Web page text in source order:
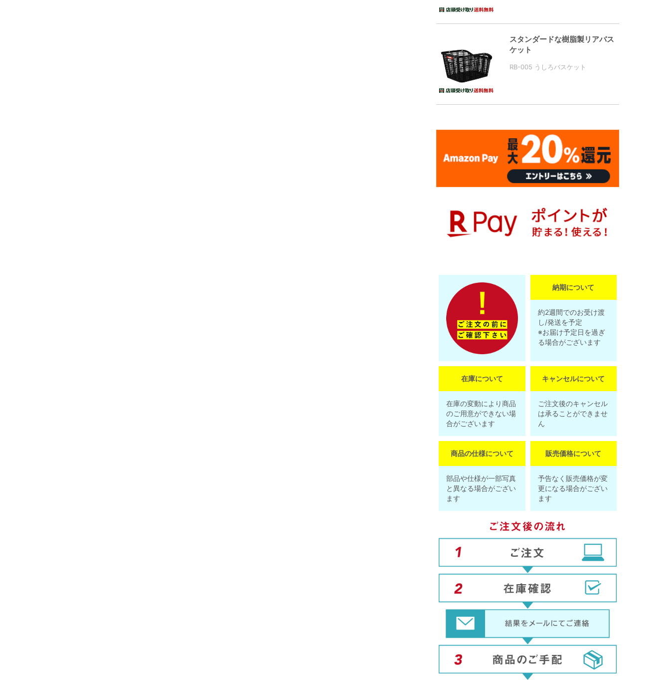
スタンダードな樹脂製リアバス
ケット
RB-005 うしろバスケット
納期について
約2週間でのお受け渡
し/発送を予定
※お届け予定日を過ぎ
る場合がございます
在庫について
在庫の変動により商品
のご用意ができない場
合がございます
キャンセルについて
ご注文後のキャンセル
は承ることができませ
ん
商品の仕様について
部品や仕様が一部写真
と異なる場合がござい
ます
販売価格について
予告なく販売価格が変
更になる場合がござい
ます